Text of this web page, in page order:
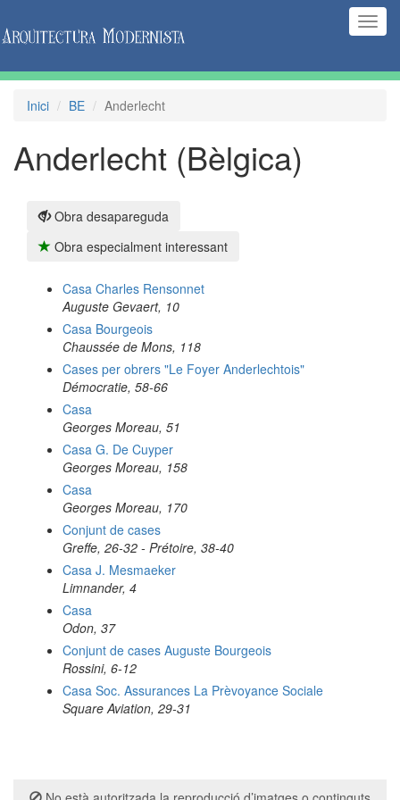
Inici BE Anderlecht
Anderlecht (Bèlgica)
Obra desapareguda
Obra especialment interessant
Casa Charles Rensonnet
Auguste Gevaert, 10
Casa Bourgeois
Chaussée de Mons, 118
Cases per obrers "Le Foyer Anderlechtois"
Démocratie, 58-66
Casa
Georges Moreau, 51
Casa G. De Cuyper
Georges Moreau, 158
Casa
Georges Moreau, 170
Conjunt de cases
Greffe, 26-32 - Prétoire, 38-40
Casa J. Mesmaeker
Limnander, 4
Casa
Odon, 37
Conjunt de cases Auguste Bourgeois
Rossini, 6-12
Casa Soc. Assurances La Prèvoyance Sociale
Square Aviation, 29-31